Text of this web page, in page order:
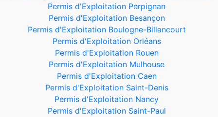
Permis d'Exploitation Perpignan
Permis d'Exploitation Besançon
Permis d'Exploitation Boulogne-Billancourt
Permis d'Exploitation Orléans
Permis d'Exploitation Rouen
Permis d'Exploitation Mulhouse
Permis d'Exploitation Caen
Permis d'Exploitation Saint-Denis
Permis d'Exploitation Nancy
Permis d'Exploitation Saint-Paul